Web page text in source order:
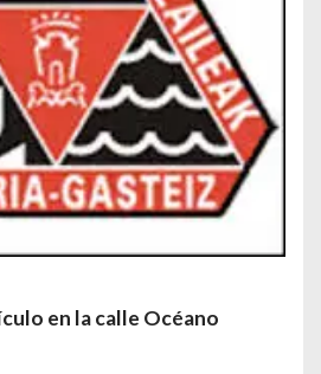
en la calle Océano